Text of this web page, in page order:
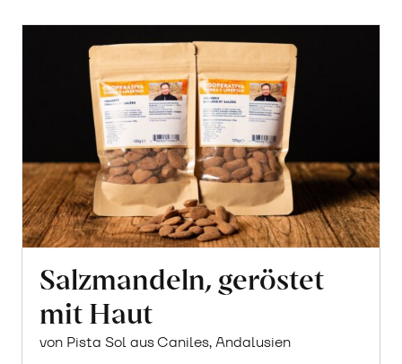
Salzmandeln, geröstet
mit Haut
von Pista Sol aus Caniles, Andalusien